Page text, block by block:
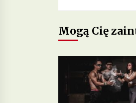
Mogą Cię